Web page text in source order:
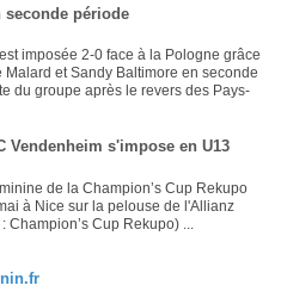
seconde période
imposée 2-0 face à la Pologne grâce
Malard et Sandy Baltimore en seconde
du groupe après le revers des Pays-
Vendenheim s'impose en U13
de la Champion’s Cup Rekupo
à Nice sur la pelouse de l'Allianz
Cup Rekupo) ...